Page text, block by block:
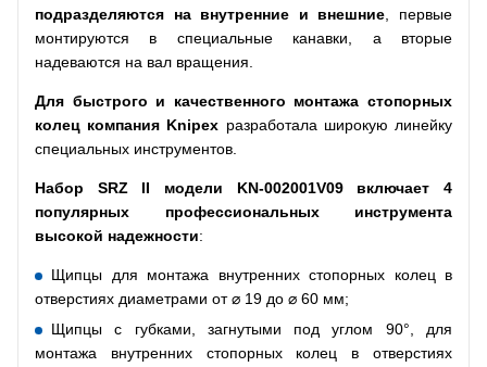
подразделяются на внутренние и внешние , первые
монтируются в специальные канавки, а вторые
надеваются на вал вращения.
Для быстрого и качественного монтажа стопорных
колец компания Knipex разработала широкую линейку
специальных инструментов.
Набор SRZ II модели KN-002001V09 включает 4
популярных профессиональных инструмента
высокой надежности:
Щипцы для монтажа внутренних стопорных колец в
отверстиях диаметрами от ⌀ 19 до ⌀ 60 мм;
Щипцы с губками, загнутыми под углом 90°, для
монтажа внутренних стопорных колец в отверстиях